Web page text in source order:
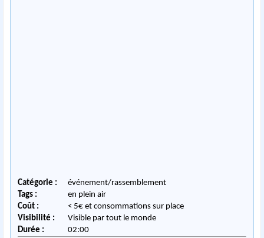
Catégorie :
événement/rassemblement
Tags :
en plein air
Coût :
< 5€ et consommations sur place
Visibilité :
Visible par tout le monde
Durée :
02:00